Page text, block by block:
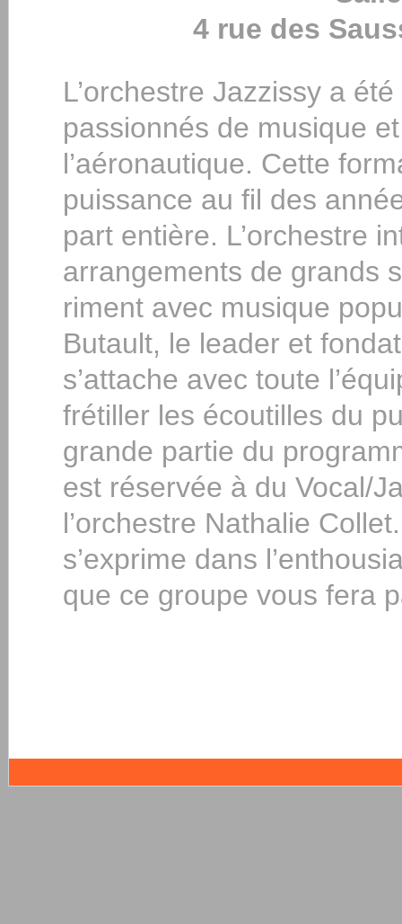
4 rue des
L’orchestre Jazzissy a
passionnés de musique
l’aéronautique. Cette
puissance au fil des
part entière. L’orchestre
arrangements de grands
riment avec musique
Butault, le leader et
s’attache avec toute
frétiller les écoutilles du
grande partie du
est réservée à du Vocal/
l’orchestre Nathalie
s’exprime dans
que ce groupe vous fera